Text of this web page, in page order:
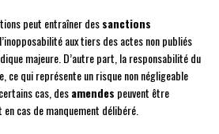
peut entraîner dessanctions
aux tiers des actes non publiés
majeure. D’autre part, la responsabilité du
ce qui représente un risque non négligeable
cas, desamendes peuvent être
cas de manquement délibéré.